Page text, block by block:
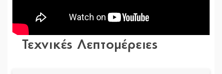
Τεχνικές Λεπτομέρειες